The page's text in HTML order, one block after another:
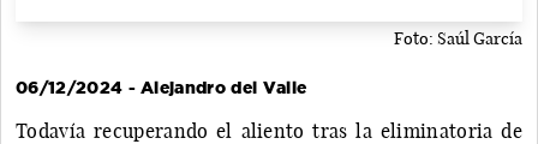
Foto: Saúl García
06/12/2024 - Alejandro del Valle
Todavía recuperando el aliento tras la eliminatoria de